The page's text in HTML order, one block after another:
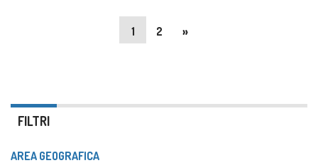
1 2 »
FILTRI
AREA GEOGRAFICA